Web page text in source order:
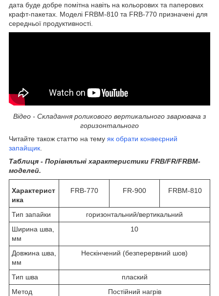
дата буде добре помітна навіть на кольорових та паперових
крафт-пакетах. Моделі FRBM-810 та FRB-770 призначені для
середньої продуктивності.
Відео - Складання роликового вертикального зварювача з
горизонтального
Читайте також статтю на тему як обрати конвеєрний
запайщик
Таблиця - Порівняльні характеристики FRB/FR/FRBM-
моделей.
Характерист
ика
FRB-770 FR-900 FRBM-810
Тип запайки
горизонтальний/вертикальний
Ширина шва,
мм
10
Довжина шва,
мм
Нескінчений (безперервний шов)
Тип шва
плаский
Метод
Постійний нагрів